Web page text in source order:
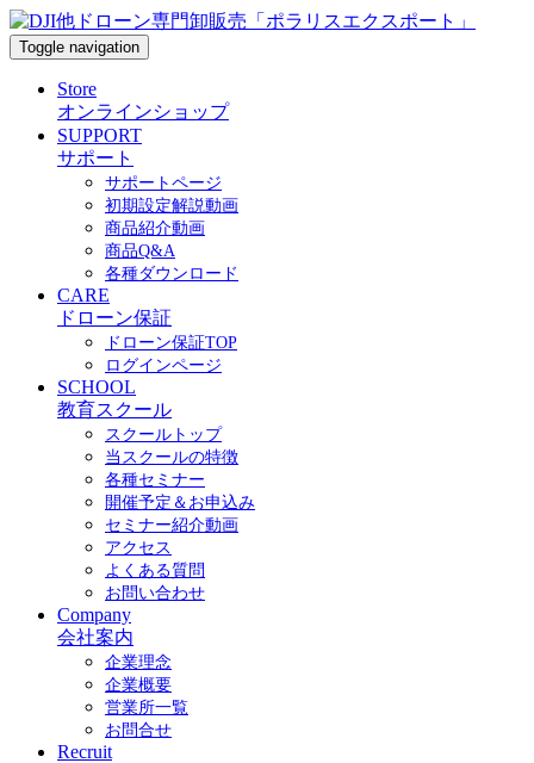
Toggle navigation
Store
オンラインショップ
SUPPORT
サポート
サポートページ
初期設定解説動画
商品紹介動画
商品Q&A
各種ダウンロード
CARE
ドローン保証
ドローン保証TOP
ログインページ
SCHOOL
教育スクール
スクールトップ
当スクールの特徴
各種セミナー
開催予定＆お申込み
セミナー紹介動画
アクセス
よくある質問
お問い合わせ
Company
会社案内
企業理念
企業概要
営業所一覧
お問合せ
Recruit